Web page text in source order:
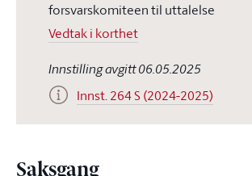
forsvarskomiteen til uttalelse
Vedtak i korthet
Innstilling avgitt 06.05.2025
Innst. 264 S (2024-2025)
Saksgang